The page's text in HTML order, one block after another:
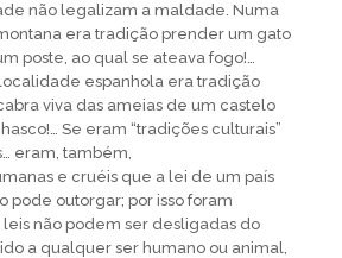
não legalizam a maldade. Numa
era tradição prender um gato
poste, ao qual se ateava fogo!…
espanhola era tradição
viva das ameias de um castelo
Se eram “tradições culturais”
eram, também,
e cruéis que a lei de um país
pode outorgar; por isso foram
leis não podem ser desligadas do
a qualquer ser humano ou animal,